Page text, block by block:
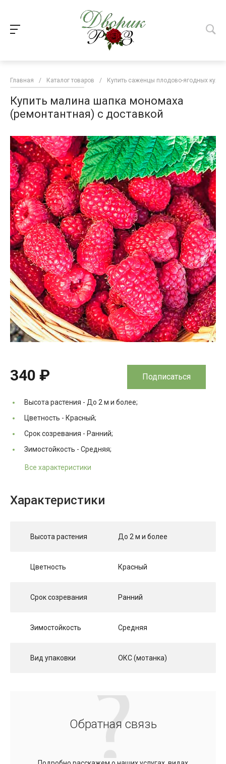
Главная / Каталог товаров / Купить саженцы плодово-ягодных
Купить малина шапка мономаха
(ремонтантная) с доставкой
340 ₽ Подписаться
Высота растения - До 2 м и более;
Цветность - Красный;
Срок созревания - Ранний;
Зимостойкость - Средняя;
Все характеристики
Характеристики
Высота растения До 2 м и более
Цветность Красный
Срок созревания Ранний
Зимостойкость Средняя
Вид упаковки ОКС (мотанка)
Обратная связь